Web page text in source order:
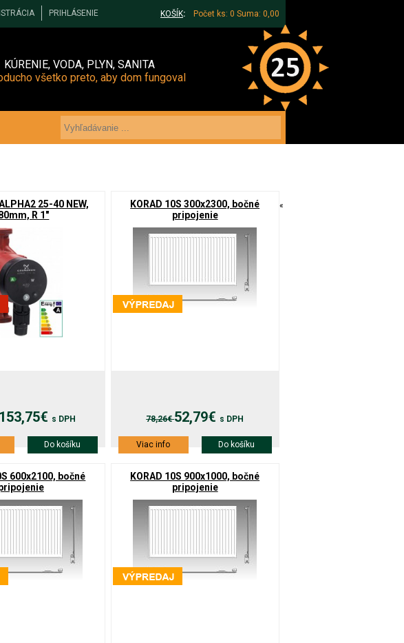
PRIHLÁSENIE KOŠÍK: Počet ks: 0 Suma: 0,00
KÚRENIE, VODA, PLYN, SANITA
všetko preto, aby dom fungoval
25-40 NEW,
R 1"
s DPH
Do košíku
KORAD 10S 300x2300, bočné
pripojenie
78,26€52,79€ s DPH
Viac info Do košíku
600x2100, bočné
KORAD 10S 900x1000, bočné
pripojenie
«